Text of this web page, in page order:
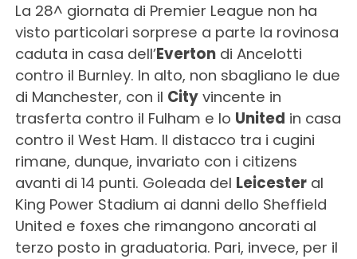
La 28^ giornata di Premier League non ha
visto particolari sorprese a parte la rovinosa
caduta in casa dell’Evertondi Ancelotti
contro il Burnley. In alto, non sbagliano le due
di Manchester, con il Cityvincente in
trasferta contro il Fulham e lo United in casa
contro il West Ham. Il distacco tra i cugini
rimane, dunque, invariato con i citizens
avanti di 14 punti. Goleada del Leicesteral
King Power Stadium ai danni dello Sheffield
United e foxes che rimangono ancorati al
terzo posto in graduatoria. Pari, invece, per il